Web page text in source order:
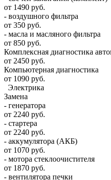
от 1490 руб.
- воздушного фильтра
от 350 руб.
- масла и масляного фильтра
от 850 руб.
Комплексная диагностика
от 2450 руб.
Компьютерная диагностика
от 1090 руб.
Электрика
Замена
- генератора
от 2240 руб.
- стартера
от 2240 руб.
- аккумулятора (АКБ)
от 1070 руб.
- мотора стеклоочистителя
от 1870 руб.
- вентилятора печки